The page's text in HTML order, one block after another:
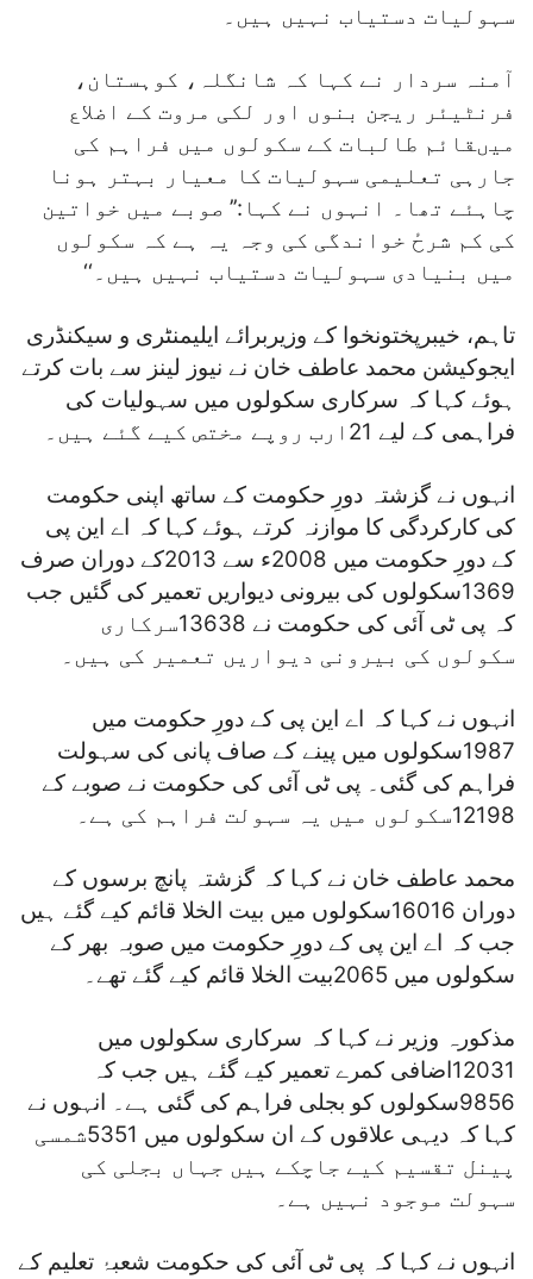
سہولیات دستیاب نہیں ہیں۔
آمنہ سردار نے کہا کہ شانگلہ، کوہستان،
فرنٹیئر ریجن بنوں اور لکی مروت کے اضلاع
میںقائم طالبات کے سکولوں میں فراہم کی
جارہی تعلیمی سہولیات کا معیار بہتر ہونا
چاہئے تھا۔ انہوں نے کہا:’’ صوبے میں خواتین
کی کم شرحٔ خواندگی کی وجہ یہ ہے کہ سکولوں
میں بنیادی سہولیات دستیاب نہیں ہیں۔‘‘
تاہم، خیبرپختونخوا کے وزیربرائے ایلیمنٹری و سیکنڈری
ایجوکیشن محمد عاطف خان نے نیوز لینز سے بات کرتے
ہوئے کہا کہ سرکاری سکولوں میں سہولیات کی
فراہمی کے لیے 21ارب روپے مختص کیے گئے ہیں۔
انہوں نے گزشتہ دورِ حکومت کے ساتھ اپنی حکومت
کی کارکردگی کا موازنہ کرتے ہوئے کہا کہ اے این پی
کے دورِ حکومت میں 2008ء سے 2013کے دوران صرف
1369سکولوں کی بیرونی دیواریں تعمیر کی گئیں جب
کہ پی ٹی آئی کی حکومت نے 13638سرکاری
سکولوں کی بیرونی دیواریں تعمیر کی ہیں۔
انہوں نے کہا کہ اے این پی کے دورِ حکومت میں
1987سکولوں میں پینے کے صاف پانی کی سہولت
فراہم کی گئی۔ پی ٹی آئی کی حکومت نے صوبے کے
12198سکولوں میں یہ سہولت فراہم کی ہے۔
محمد عاطف خان نے کہا کہ گزشتہ پانچ برسوں کے
دوران 16016سکولوں میں بیت الخلا قائم کیے گئے ہیں
جب کہ اے این پی کے دورِ حکومت میں صوبہ بھر کے
سکولوں میں 2065بیت الخلا قائم کیے گئے تھے۔
مذکورہ وزیر نے کہا کہ سرکاری سکولوں میں
12031اضافی کمرے تعمیر کیے گئے ہیں جب کہ
9856سکولوں کو بجلی فراہم کی گئی ہے۔ انہوں نے
کہا کہ دیہی علاقوں کے ان سکولوں میں 5351شمسی
پینل تقسیم کیے جاچکے ہیں جہاں بجلی کی
سہولت موجود نہیں ہے۔
انہوں نے کہا کہ پی ٹی آئی کی حکومت شعبۂ تعلیم کے